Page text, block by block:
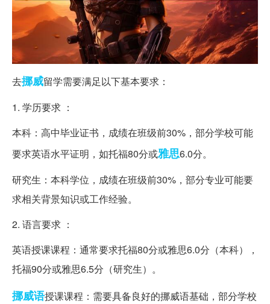
去挪威留学需要满足以下基本要求：
1. 学历要求 ：
本科：高中毕业证书，成绩在班级前30%，部分学校可能
要求英语水平证明，如托福80分或雅思6.0分。
研究生：本科学位，成绩在班级前30%，部分专业可能要
求相关背景知识或工作经验。
2. 语言要求 ：
英语授课课程：通常要求托福80分或雅思6.0分（本科），
托福90分或雅思6.5分（研究生）。
挪威语授课课程：需要具备良好的挪威语基础，部分学校